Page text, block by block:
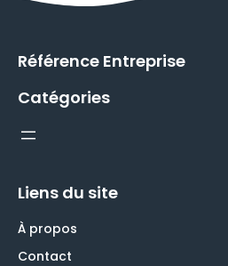
Référence Entreprise
Catégories
Liens du site
À propos
Contact